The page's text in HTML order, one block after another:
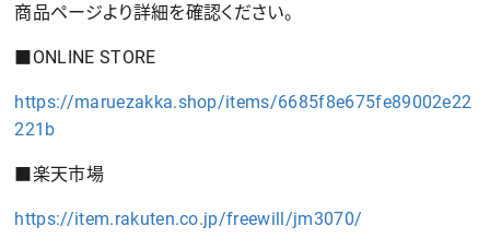
商品ページより詳細を確認ください。
■ONLINE STORE
https://maruezakka.shop/items/6685f8e675fe89002e22
221b
■楽天市場
https://item.rakuten.co.jp/freewill/jm3070/